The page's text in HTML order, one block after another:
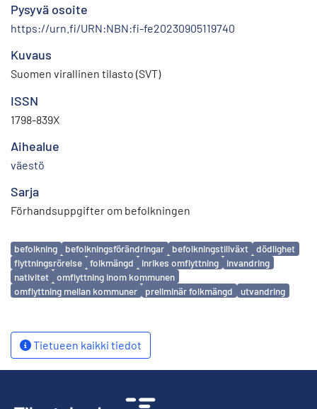
Pysyvä osoite
https://urn.fi/URN:NBN:fi-fe20230905119740
Kuvaus
Suomen virallinen tilasto (SVT)
ISSN
1798-839X
Aihealue
väestö
Sarja
Förhandsuppgifter om befolkningen
Avainsanat
befolkning befolkningsförändringar befolkningstillväxt
dödlighet
flyttningsrörelse
folkmängd inrikes omflyttning
invandring
nativitet
omflyttning inom kommunen
omflyttning mellan kommuner
preliminär folkmängd utvandring
Tietueen kaikki tiedot